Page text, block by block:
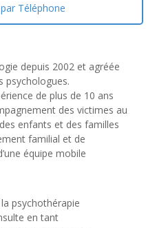
depuis 2002 et agréée
psychologues.
de plus de 10 ans
des victimes au
enfants et des familles
familial et de
équipe mobile
psychothérapie
en tant
Téléphone